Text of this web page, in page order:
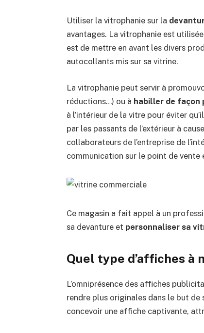
Utiliser la vitrophanie sur la
avantages. La vitrophanie est
est de mettre en avant les divers
autocollants mis sur sa vitrine.
La vitrophanie peut servir à
réductions…) ou à habiller de façon
à l’intérieur de la vitre pour éviter
par les passants de l’extérieur à
collaborateurs de l’entreprise de
communication sur le point de vente
Ce magasin a fait appel à un
sa devanture et personnaliser sa
Quel type d’affiches à
L’omniprésence des affiches
rendre plus originales dans le but
concevoir une affiche captivante,